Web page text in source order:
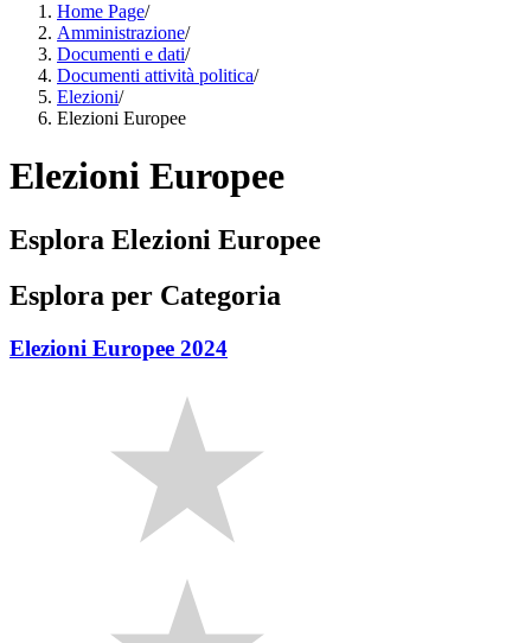
Home Page/
Amministrazione/
Documenti e dati/
Documenti attività politica/
Elezioni/
Elezioni Europee
Elezioni Europee
Esplora Elezioni Europee
Esplora per Categoria
Elezioni Europee 2024